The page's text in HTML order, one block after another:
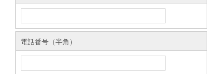
電話番号（半角）